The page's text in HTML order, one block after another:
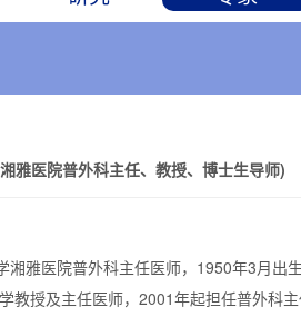
雅医院普外科主任、教授、博士生导师)
雅医院普外科主任医师， 1950年3月出
教授及主任医师， 2001年起担任普外科